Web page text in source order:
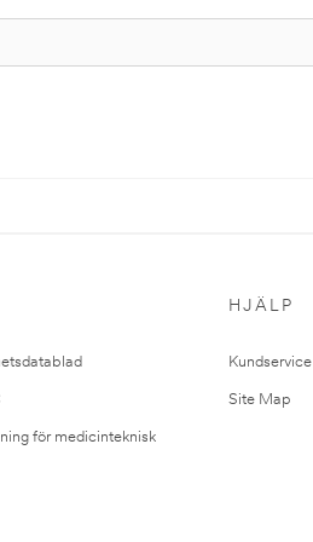
för medicinteknisk
HJÄLP
Kundservice
Site Map